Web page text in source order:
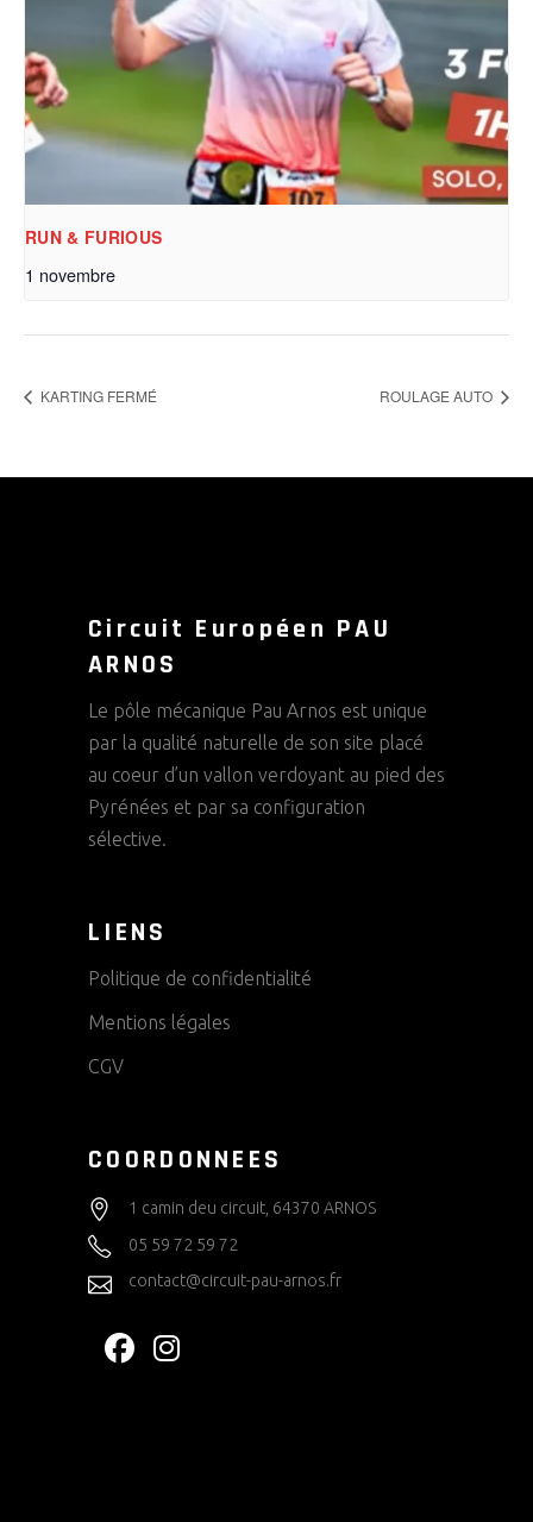
RUN & FURIOUS
1 novembre
KARTING FERMÉ ROULAGE AUTO
Circuit Européen PAU
ARNOS
Le pôle mécanique Pau Arnos est unique
par la qualité naturelle de son site placé
au coeur d’un vallon verdoyant au pied des
Pyrénées et par sa configuration
sélective.
LIENS
Politique de confidentialité
Mentions légales
CGV
COORDONNEES
1 camin deu circuit, 64370 ARNOS
05 59 72 59 72
contact@circuit-pau-arnos.fr